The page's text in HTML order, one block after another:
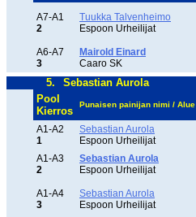
A7-A1
2
Tuukka Talvenheimo
Espoon Urheilijat
A6-A7
3
Mairold Einard
Caaro SK
5. Sebastian Aurola
Pool
Kierros
Punaisen painijan nimi / Alue
A1-A2
1
Sebastian Aurola
Espoon Urheilijat
A1-A3
2
Sebastian Aurola
Espoon Urheilijat
A1-A4
3
Sebastian Aurola
Espoon Urheilijat